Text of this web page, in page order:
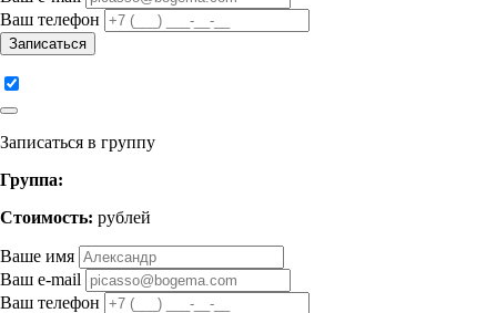
Ваш телефон
Записаться
Записаться в группу
Группа:
Стоимость: рублей
Ваше имя
Ваш e-mail
Ваш телефон